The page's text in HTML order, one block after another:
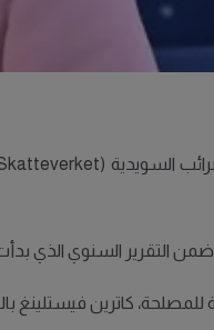
السنوي الذي بدأت المصلحة بإعداده
للمصلحة، كاترين فيستلينغ